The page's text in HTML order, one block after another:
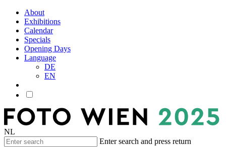
About
Exhibitions
Calendar
Specials
Opening Days
Language
DE
EN
NL
Enter search and press return